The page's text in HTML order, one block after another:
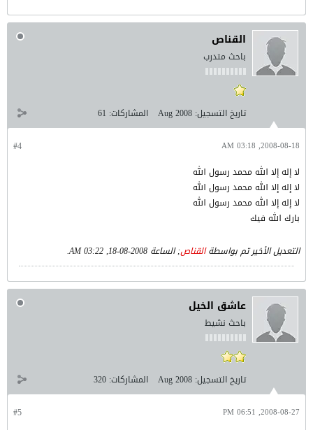
القناص
باحث متدرب
تاريخ التسجيل: Aug 2008 المشاركات: 61
#4 2008-08-18, 03:18 AM
لا إله إلا الله محمد رسول الله
لا إله إلا الله محمد رسول الله
لا إله إلا الله محمد رسول الله
بارك الله فيك
التعديل الأخير تم بواسطةالقناص; الساعة 2008-08-18, 03:22 AM
.
عاشق الخيل
باحث نشيط
تاريخ التسجيل: Aug 2008 المشاركات: 320
#5 2008-08-27, 06:51 PM